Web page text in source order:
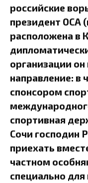
российские
президент ОСА
расположена в
организации
направление: в
спонсором
спортивная
Сочи господин
приехать
частном
специально для